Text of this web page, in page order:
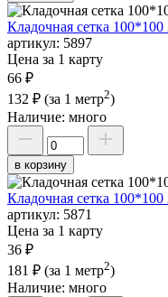
Кладочная сетка
артикул: 5897
Цена за 1 карту
66 ₽
132 ₽ (за 1 метр2)
Наличие: много
в корзину
Кладочная сетка
артикул: 5871
Цена за 1 карту
36 ₽
181 ₽ (за 1 метр2)
Наличие: много